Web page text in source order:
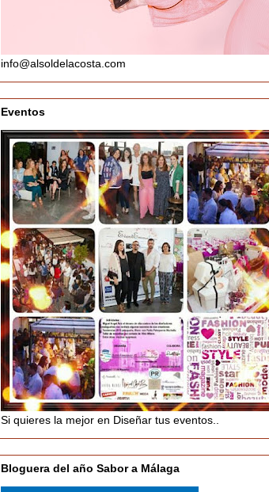
info@alsoldelacosta.com
Eventos
Si quieres la mejor en Diseñar tus eventos..
Bloguera del año Sabor a Málaga